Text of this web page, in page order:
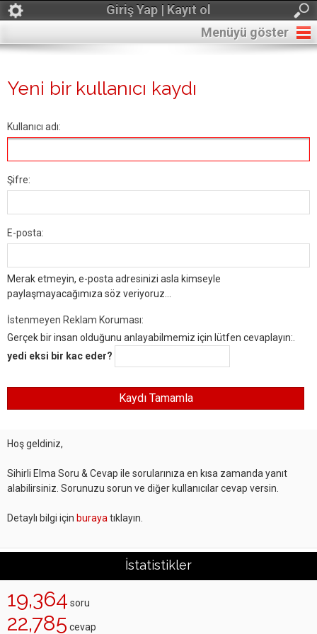
Giriş Yap | Kayıt ol
Menüyü göster
Yeni bir kullanıcı kaydı
Kullanıcı adı:
Şifre:
E-posta:
Merak etmeyin, e-posta adresinizi asla kimseyle
paylaşmayacağımıza söz veriyoruz...
İstenmeyen Reklam Koruması:
Gerçek bir insan olduğunu anlayabilmemiz için lütfen cevaplayın:.
yedi eksi bir kac eder?
Hoş geldiniz,
Sihirli Elma Soru & Cevap ile sorularınıza en kısa zamanda yanıt
alabilirsiniz. Sorunuzu sorun ve diğer kullanıcılar cevap versin.
Detaylı bilgi için buraya tıklayın.
İstatistikler
19,364 soru
22,785 cevap